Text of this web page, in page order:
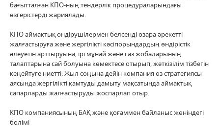
бағытталған КПО-ның тендерлік процедураларындағы
өзгерістерді жариялады.
КПО аймақтық өндірушілермен белсенді өзара әрекетті
жалғастыруға және жергілікті кәсіпорындардың өндірістік
әлеуетін арттыруына, ірі мұнай және газ жобаларының
талаптарына сай болуына көмектесе отырып, жеткізілім тізбегін
кеңейтуге ниетті. Жыл соңына дейін компания өз стратегиясы
аясында жергілікті қамтуды дамыту мақсатында аймақтық
сапарларды жалғастыруды жоспарлап отыр.
КПО компаниясының БАҚ және қоғаммен байланыс жөніндегі
бөлімі